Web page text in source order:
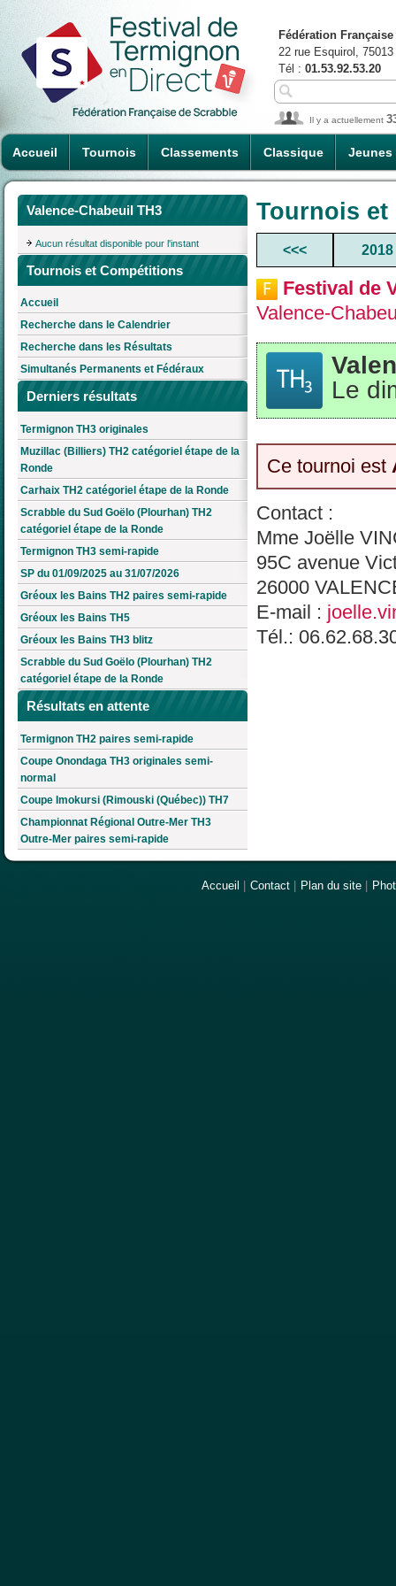
Accueil Tournois Classements Classique Jeunes
Fédération
22 rue Esquirol,
Tél : 01.53.92.53.20
Il y a actuellement
Valence-Chabeuil TH3
Aucun résultat disponible pour l'instant
Tournois et Compétitions
Accueil
Recherche dans le Calendrier
Recherche dans les Résultats
Simultanés Permanents et Fédéraux
Derniers résultats
Termignon TH3 originales
Muzillac (Billiers) TH2 catégoriel étape de la
Ronde
Carhaix TH2 catégoriel étape de la Ronde
Scrabble du Sud Goëlo (Plourhan) TH2
catégoriel étape de la Ronde
Termignon TH3 semi-rapide
SP du 01/09/2025 au 31/07/2026
Gréoux les Bains TH2 paires semi-rapide
Gréoux les Bains TH5
Gréoux les Bains TH3 blitz
Scrabble du Sud Goëlo (Plourhan) TH2
catégoriel étape de la Ronde
Résultats en attente
Termignon TH2 paires semi-rapide
Coupe Onondaga TH3 originales semi-
normal
Coupe Imokursi (Rimouski (Québec)) TH7
Championnat Régional Outre-Mer TH3
Outre-Mer paires semi-rapide
Tournois
<<< 2018
Festival de
Valence-
Le
Ce tournoi est
Contact :
Mme Joëlle
95C avenue
26000
E-mail :
Tél.:
Accueil Contact Plan du site